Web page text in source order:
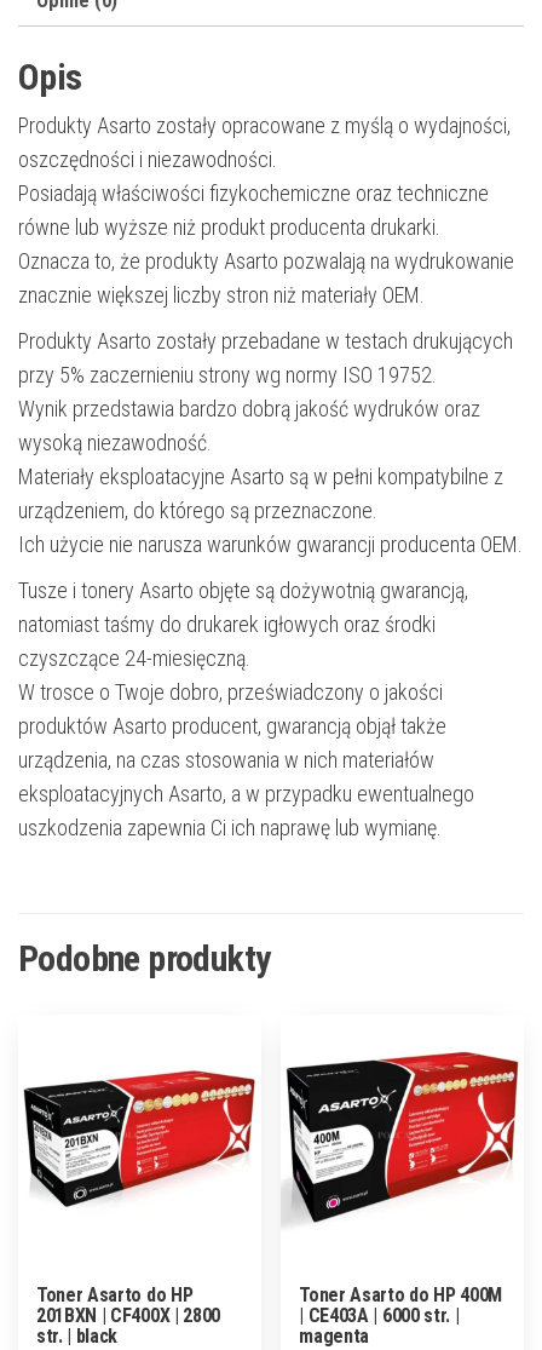
Opis
Produkty Asarto zostały opracowane z myślą o wydajności,
oszczędności i niezawodności.
Posiadają właściwości fizykochemiczne oraz techniczne
równe lub wyższe niż produkt producenta drukarki.
Oznacza to, że produkty Asarto pozwalają na wydrukowanie
znacznie większej liczby stron niż materiały OEM.
Produkty Asarto zostały przebadane w testach drukujących
przy 5% zaczernieniu strony wg normy ISO 19752.
Wynik przedstawia bardzo dobrą jakość wydruków oraz
wysoką niezawodność.
Materiały eksploatacyjne Asarto są w pełni kompatybilne z
urządzeniem, do którego są przeznaczone.
Ich użycie nie narusza warunków gwarancji producenta OEM.
Tusze i tonery Asarto objęte są dożywotnią gwarancją,
natomiast taśmy do drukarek igłowych oraz środki
czyszczące 24-miesięczną.
W trosce o Twoje dobro, przeświadczony o jakości
produktów Asarto producent, gwarancją objął także
urządzenia, na czas stosowania w nich materiałów
eksploatacyjnych Asarto, a w przypadku ewentualnego
uszkodzenia zapewnia Ci ich naprawę lub wymianę.
Podobne produkty
Toner Asarto do HP
201BXN | CF400X | 2800
str. | black
Toner Asarto do HP 400M
| CE403A | 6000 str. |
magenta